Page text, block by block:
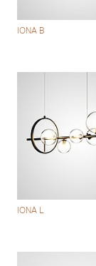
IONA B
IONA L